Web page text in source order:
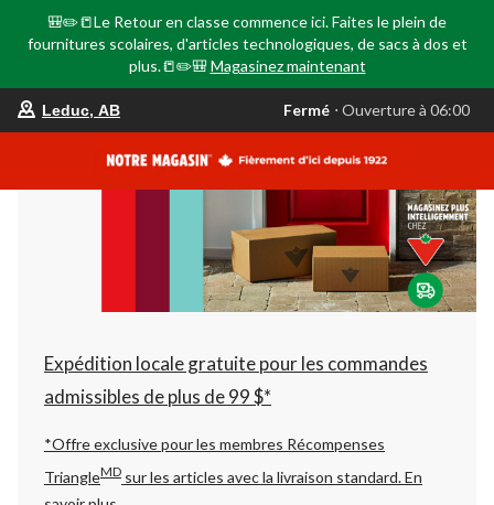
🎒✏️📒Le Retour en classe commence ici. Faites le plein de
fournitures scolaires, d'articles technologiques, de sacs à dos et
plus.📒✏️🎒 Magasinez maintenant
votre
est
AB,
Fermé,
Ouverture
à
06:00
changer
Leduc, AB Fermé ⋅ Ouverture à 06:00
Expédition locale gratuite pour les commandes
admissibles de plus de 99 $*
*Offre exclusive pour les membres Récompenses
TriangleMD sur les articles avec la livraison standard.En